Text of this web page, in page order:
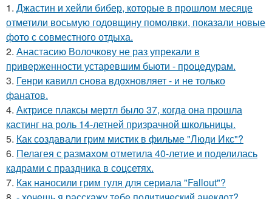
1. Джастин и хейли бибер, которые в прошлом месяце
отметили восьмую годовщину помолвки, показали новые
фото с совместного отдыха.
2. Анастасию Волочкову не раз упрекали в
приверженности устаревшим бьюти - процедурам.
3. Генри кавилл снова вдохновляет - и не только
фанатов.
4. Актрисе плаксы мертл было 37, когда она прошла
кастинг на роль 14-летней призрачной школьницы.
5. Как создавали грим мистик в фильме "Люди Икс"?
6. Пелагея с размахом отметила 40-летие и поделилась
кадрами с праздника в соцсетях.
7. Как наносили грим гуля для сериала "Fallout"?